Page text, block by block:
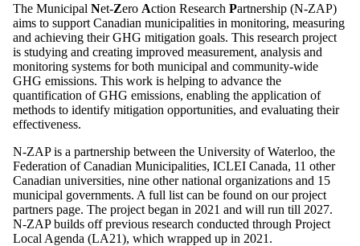
The Municipal Net-Zero Action Research Partnership (N-ZAP)
aims to support Canadian municipalities in monitoring, measuring
and achieving their GHG mitigation goals. This research project
is studying and creating improved measurement, analysis and
monitoring systems for both municipal and community-wide
GHG emissions. This work is helping to advance the
quantification of GHG emissions, enabling the application of
methods to identify mitigation opportunities, and evaluating their
effectiveness.
N-ZAP is a partnership between the University of Waterloo, the
Federation of Canadian Municipalities, ICLEI Canada, 11 other
Canadian universities, nine other national organizations and 15
municipal governments. A full list can be found on our project
partners page. The project began in 2021 and will run till 2027.
N-ZAP builds off previous research conducted through Project
Local Agenda (LA21), which wrapped up in 2021.